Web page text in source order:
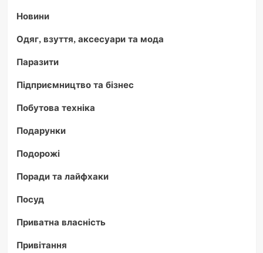
Новини
Одяг, взуття, аксесуари та мода
Паразити
Підприємництво та бізнес
Побутова техніка
Подарунки
Подорожі
Поради та лайфхаки
Посуд
Приватна власність
Привітання